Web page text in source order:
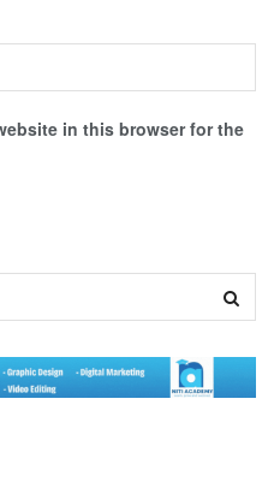
in this browser for the